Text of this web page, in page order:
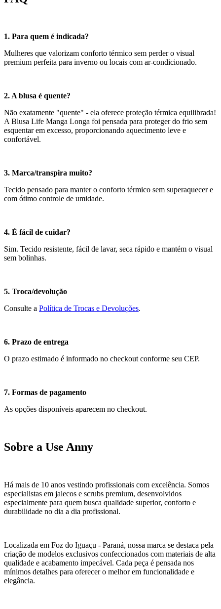
1. Para quem é indicada?
Mulheres que valorizam conforto térmico sem perder o visual
premium perfeita para inverno ou locais com ar-condicionado.
2. A blusa é quente?
Não exatamente "quente" - ela oferece proteção térmica equilibrada!
A Blusa Life Manga Longa foi pensada para proteger do frio sem
esquentar em excesso, proporcionando aquecimento leve e
confortável.
3. Marca/transpira muito?
Tecido pensado para manter o conforto térmico sem superaquecer e
com ótimo controle de umidade.
4. É fácil de cuidar?
Sim. Tecido resistente, fácil de lavar, seca rápido e mantém o visual
sem bolinhas.
5. Troca/devolução
Consulte a Política de Trocas e Devoluções.
6. Prazo de entrega
O prazo estimado é informado no checkout conforme seu CEP.
7. Formas de pagamento
As opções disponíveis aparecem no checkout.
Sobre a Use Anny
Há mais de 10 anos vestindo profissionais com excelência. Somos
especialistas em jalecos e scrubs premium, desenvolvidos
especialmente para quem busca qualidade superior, conforto e
durabilidade no dia a dia profissional.
Localizada em Foz do Iguaçu - Paraná, nossa marca se destaca pela
criação de modelos exclusivos confeccionados com materiais de alta
qualidade e acabamento impecável. Cada peça é pensada nos
mínimos detalhes para oferecer o melhor em funcionalidade e
elegância.